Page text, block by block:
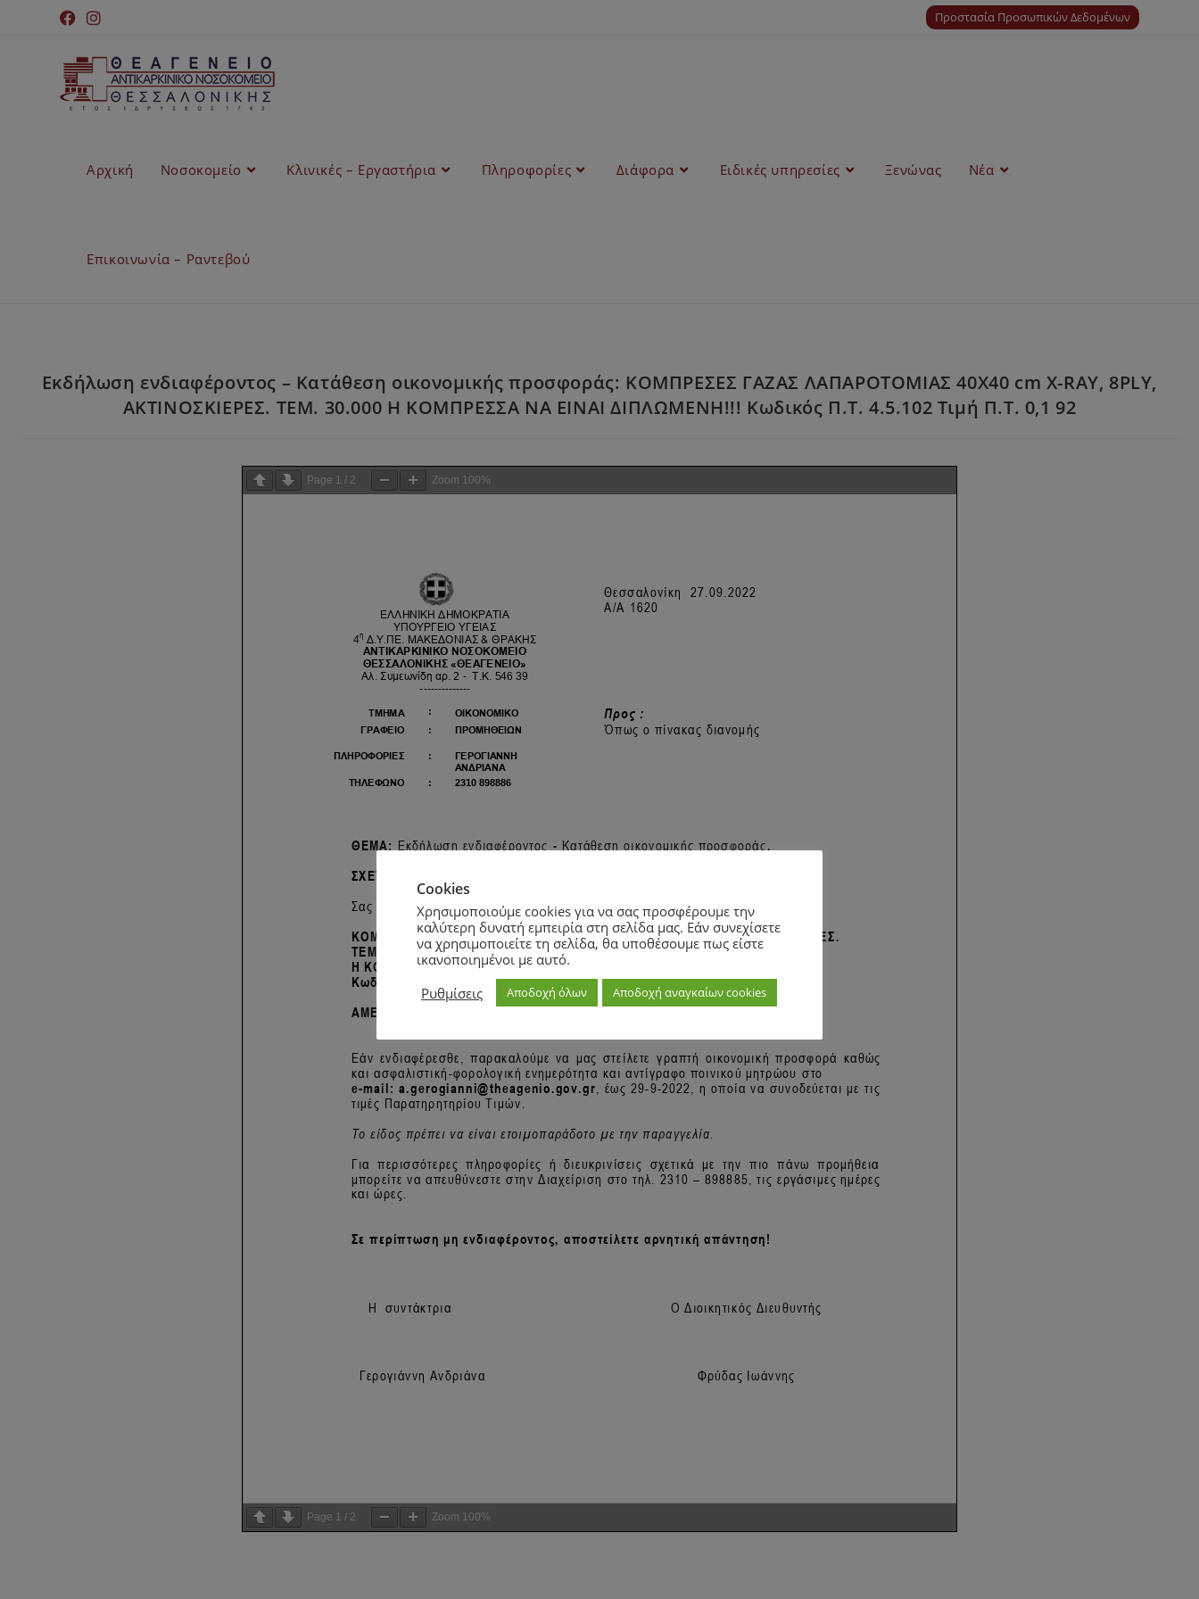
Προστασία Προσωπικών Δεδομένων
Αρχική Νοσοκομείο Κλινικές – Εργαστήρια Πληροφορίες Διάφορα Ειδικές υπηρεσίες Ξενώνας Νέα
Επικοινωνία – Ραντεβού
Εκδήλωση ενδιαφέροντος – Κατάθεση οικονομικής προσφοράς: KΟΜΠΡΕΣΕΣ ΓΑΖΑΣ ΛΑΠΑΡΟΤΟΜΙΑΣ 40Χ40 cm X-RAY, 8PLY,
ΑΚΤΙΝΟΣΚΙΕΡΕΣ. ΤΕΜ. 30.000 Η ΚΟΜΠΡΕΣΣΑ ΝΑ ΕΙΝΑΙ ΔΙΠΛΩΜΕΝΗ!!! Κωδικός Π.Τ. 4.5.102 Τιμή Π.Τ. 0,1 92
Page 1 / 2 Zoom 100%
Page 1 / 2 Zoom 100%
Cookies
Χρησιμοποιούμε cookies για να σας προσφέρουμε την
καλύτερη δυνατή εμπειρία στη σελίδα μας. Εάν συνεχίσετε
να χρησιμοποιείτε τη σελίδα, θα υποθέσουμε πως είστε
ικανοποιημένοι με αυτό.
Ρυθμίσεις
Αποδοχή όλων Αποδοχή αναγκαίων cookies